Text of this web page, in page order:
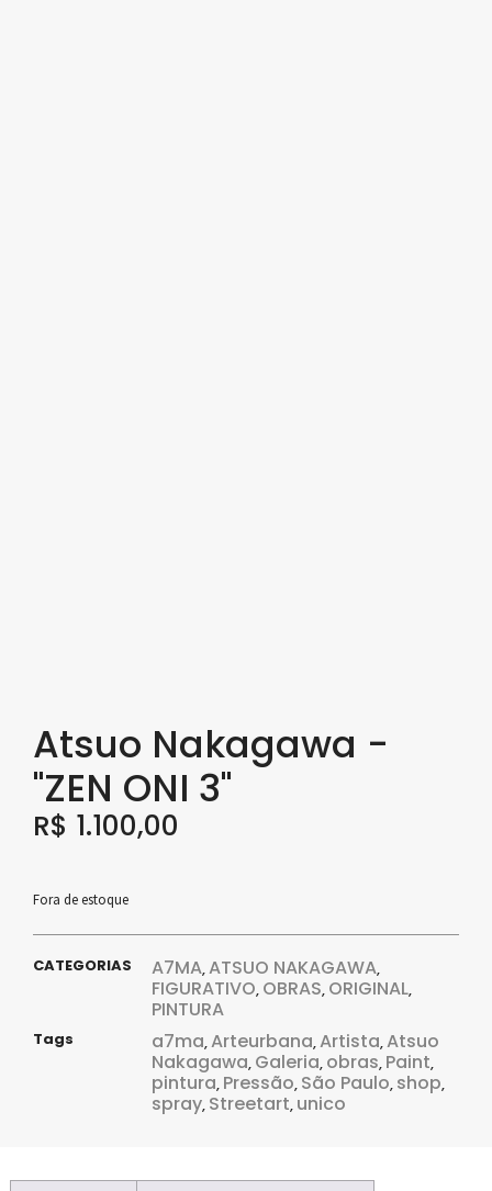
Atsuo Nakagawa -
"ZEN ONI 3"
R$ 1.100,00
Fora de estoque
CATEGORIAS A7MA,ATSUO NAKAGAWA,
FIGURATIVO, OBRAS, ORIGINAL,
PINTURA
Tags a7ma,Arteurbana,Artista,Atsuo
Nakagawa, Galeria, obras, Paint,
pintura, Pressão, São Paulo, shop,
spray, Streetart, unico